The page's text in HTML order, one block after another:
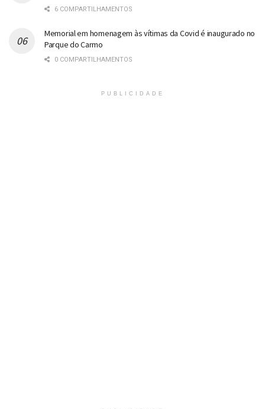
6 COMPARTILHAMENTOS
Memorial em homenagem às vítimas da Covid é inaugurado no
Parque do Carmo
0 COMPARTILHAMENTOS
PUBLICIDADE